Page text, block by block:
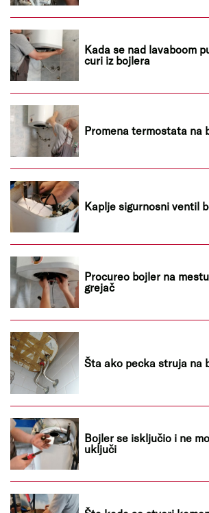
Kada se nad lavaboom
curi iz bojlera
Promena termostata na
Kaplje sigurnosni ventil
Procureo bojler na
grejač
Šta ako pecka struja na
Bojler se isključio i ne
uključi